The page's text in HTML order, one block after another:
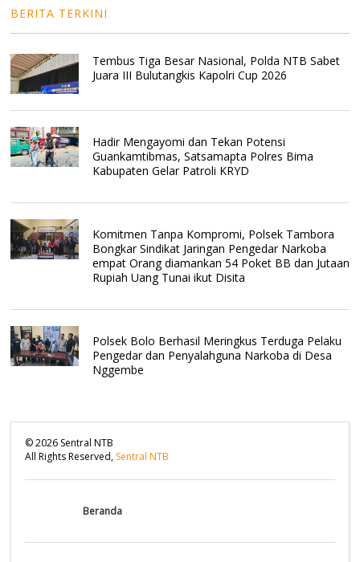
BERITA TERKINI
Tembus Tiga Besar Nasional, Polda NTB Sabet
Juara III Bulutangkis Kapolri Cup 2026
Hadir Mengayomi dan Tekan Potensi
Guankamtibmas, Satsamapta Polres Bima
Kabupaten Gelar Patroli KRYD
Komitmen Tanpa Kompromi, Polsek Tambora
Bongkar Sindikat Jaringan Pengedar Narkoba
empat Orang diamankan 54 Poket BB dan Jutaan
Rupiah Uang Tunai ikut Disita
Polsek Bolo Berhasil Meringkus Terduga Pelaku
Pengedar dan Penyalahguna Narkoba di Desa
Nggembe
©2026 Sentral NTB
All Rights Reserved, Sentral NTB
Beranda